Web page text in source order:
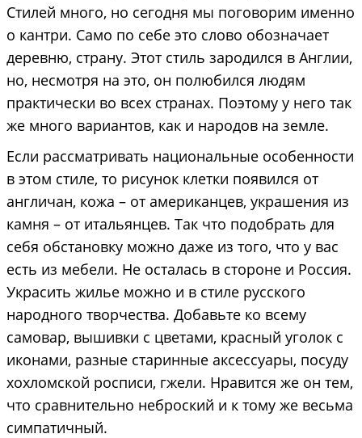
Стилей много, но сегодня мы поговорим именно
о кантри. Само по себе это слово обозначает
деревню, страну. Этот стиль зародился в Англии,
но, несмотря на это, он полюбился людям
практически во всех странах. Поэтому у него так
же много вариантов, как и народов на земле.
Если рассматривать национальные особенности
в этом стиле, то рисунок клетки появился от
англичан, кожа – от американцев, украшения из
камня – от итальянцев. Так что подобрать для
себя обстановку можно даже из того, что у вас
есть из мебели. Не осталась в стороне и Россия.
Украсить жилье можно и в стиле русского
народного творчества. Добавьте ко всему
самовар, вышивки с цветами, красный уголок с
иконами, разные старинные аксессуары, посуду
хохломской росписи, гжели. Нравится же он тем,
что сравнительно неброский и к тому же весьма
симпатичный.